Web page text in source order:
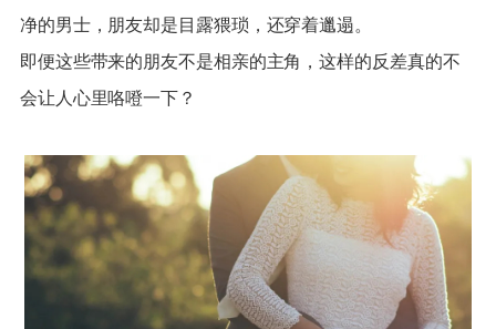
净的男士，朋友却是目露猥琐，还穿着邋遢。
即便这些带来的朋友不是相亲的主角，这样的反差真的不
会让人心里咯噔一下？